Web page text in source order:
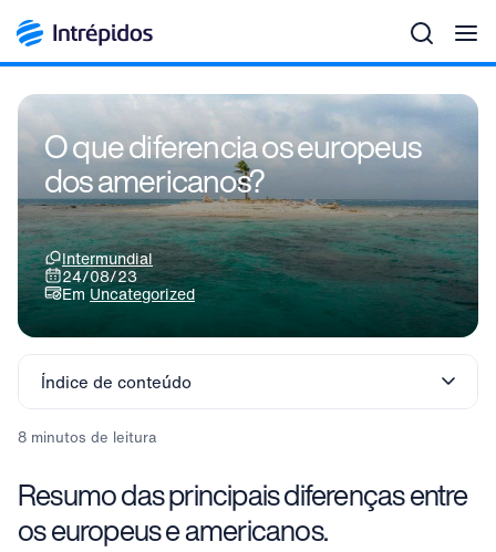
O que diferencia os europeus
dos americanos?
Intermundial
24/08/23
Em Uncategorized
Índice de conteúdo
8 minutos de leitura
Resumo das principais diferenças entre
os europeus e americanos.